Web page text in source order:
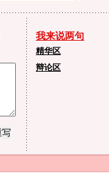
我来说两句
精华区
辩论区